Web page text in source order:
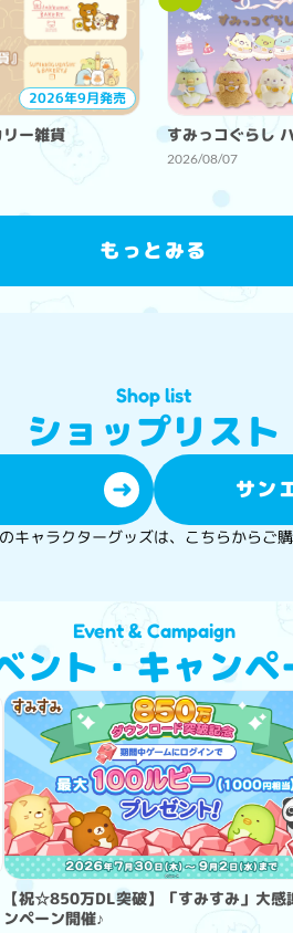
2026年9月発売
ー雑貨 すみっコぐらし
2026/08/07
もっとみる
Shop list
ショップリスト
サン
のキャラクター︎グッズは、 こちらからご
Event & Campaign
ント・キャンペ
【祝☆850万DL突破】「すみすみ」大感
ンペーン開催♪